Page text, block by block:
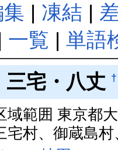
| 凍結 |
一覧 | 単語
三宅・八丈 †
域範囲 東京都
宅村、御蔵島